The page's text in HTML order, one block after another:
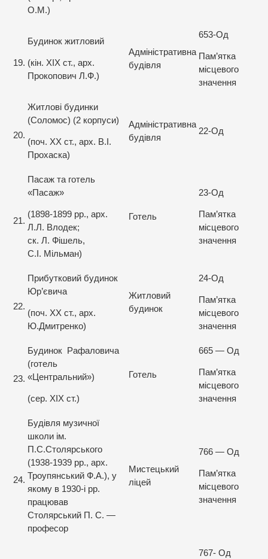
О.М.)
19.
Будинок житловий
(кін. XIX ст., арх.
Прокопович Л.Ф.)
Адміністративна
будівля
653-Од
Пам’ятка
місцевого
значення
20.
Житлові будинки
(Соломос) (2 корпуси)
(поч. ХХ ст., арх. В.І.
Прохаска)
Адміністративна
будівля
22-Од
21.
Пасаж та готель
«Пасаж»
(1898-1899 рр., арх.
Л.Л. Влодек;
ск. Л. Фішель,
С.І. Мільман)
Готель
23-Од
Пам’ятка
місцевого
значення
22.
Прибутковий будинок
Юр’євича
(поч. ХХ ст., арх.
Ю.Дмитренко)
Житловий
будинок
24-Од
Пам’ятка
місцевого
значення
23.
Будинок Рафаловича
(готель
«Центральний»)
(сер. XIX ст.)
Готель
665 — Од
Пам’ятка
місцевого
значення
24.
Будівля музичної
школи ім.
П.С.Столярського
(1938-1939 рр., арх.
Троупянський Ф.А.), у
якому в 1930-і рр.
працював
Столярський П. С. —
професор
Мистецький
ліцей
766 — Од
Пам’ятка
місцевого
значення
767- Од